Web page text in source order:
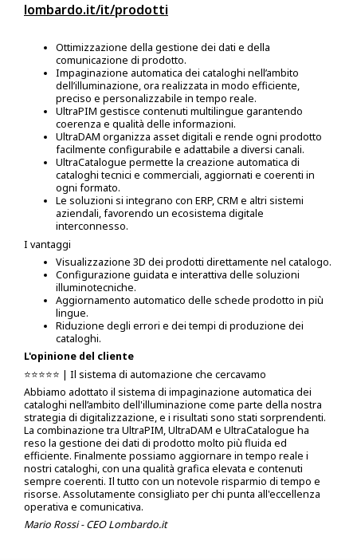
lombardo.it/it/prodotti
Ottimizzazione della gestione dei dati e della
comunicazione di prodotto.
Impaginazione automatica dei cataloghi nell’ambito
dell’illuminazione, ora realizzata in modo efficiente,
preciso e personalizzabile in tempo reale.
UltraPIM gestisce contenuti multilingue garantendo
coerenza e qualità delle informazioni.
UltraDAM organizza asset digitali e rende ogni prodotto
facilmente configurabile e adattabile a diversi canali.
UltraCatalogue permette la creazione automatica di
cataloghi tecnici e commerciali, aggiornati e coerenti in
ogni formato.
Le soluzioni si integrano con ERP, CRM e altri sistemi
aziendali, favorendo un ecosistema digitale
interconnesso.
I vantaggi
Visualizzazione 3D dei prodotti direttamente nel catalogo.
Configurazione guidata e interattiva delle soluzioni
illuminotecniche.
Aggiornamento automatico delle schede prodotto in più
lingue.
Riduzione degli errori e dei tempi di produzione dei
cataloghi.
L'opinione del cliente
⭐️⭐️⭐️⭐️⭐️ | Il sistema di automazione che cercavamo
Abbiamo adottato il sistema di impaginazione automatica dei
cataloghi nell’ambito dell'illuminazione come parte della nostra
strategia di digitalizzazione, e i risultati sono stati sorprendenti.
La combinazione tra UltraPIM, UltraDAM e UltraCatalogue ha
reso la gestione dei dati di prodotto molto più fluida ed
efficiente. Finalmente possiamo aggiornare in tempo reale i
nostri cataloghi, con una qualità grafica elevata e contenuti
sempre coerenti. Il tutto con un notevole risparmio di tempo e
risorse. Assolutamente consigliato per chi punta all'eccellenza
operativa e comunicativa.
Mario Rossi - CEO Lombardo.it